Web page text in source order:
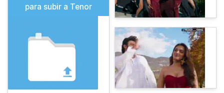
para subir a Tenor